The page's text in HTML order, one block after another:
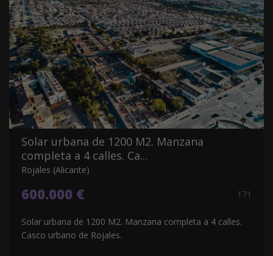
Solar urbana de 1200 M2. Manzana
completa a 4 calles. Ca...
Rojales (Alicante)
600.000 € 171
Solar urbana de 1200 M2. Manzana completa a 4 calles.
Casco urbano de Rojales.